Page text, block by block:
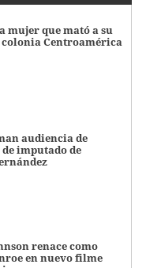
mujer que mató a su
colonia Centroamérica
audiencia de
imputado de
renace como
en nuevo filme